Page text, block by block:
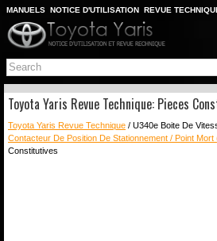
MANUELS NOTICE D'UTILISATION REVUE
PLAN DU SITE
CHERCHER
Toyota Yaris Revue Technique: Pieces
Toyota Yaris Revue Technique / U340e Boite De
Contacteur De Position De Stationnement / Point Mort
Constitutives